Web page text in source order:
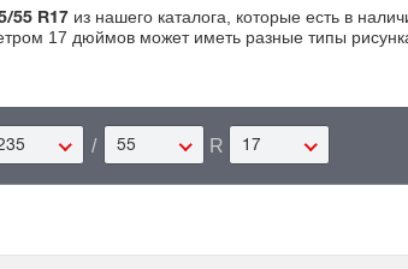
55 R17 из нашего каталога, которые есть в
17 дюймов может иметь разные типы
/ 55 R 17